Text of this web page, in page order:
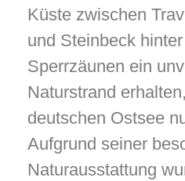
Küste zwischen
und Steinbeck
Sperrzäunen ein
Naturstrand
deutschen Ostsee
Aufgrund seiner
Naturausstattung